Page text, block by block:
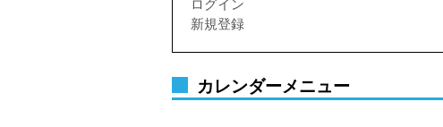
ログイン
新規登録
カレンダーメニュー